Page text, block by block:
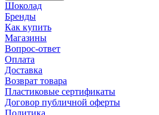
Шоколад
Бренды
Как купить
Магазины
Вопрос-ответ
Оплата
Доставка
Возврат товара
Пластиковые сертификаты
Договор публичной оферты
Политика